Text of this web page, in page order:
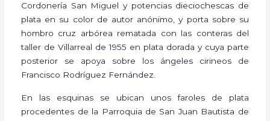
Cordonería San Miguel y potencias dieciochescas de
plata en su color de autor anónimo, y porta sobre su
hombro cruz arbórea rematada con las conteras del
taller de Villarreal de 1955 en plata dorada y cuya parte
posterior se apoya sobre los ángeles cirineos de
Francisco Rodríguez Fernández.
En las esquinas se ubican unos faroles de plata
procedentes de la Parroquia de San Juan Bautista de